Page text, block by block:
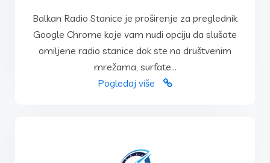
Balkan Radio Stanice je proširenje za preglednik
Google Chrome koje vam nudi opciju da slušate
omiljene radio stanice dok ste na društvenim
mrežama, surfate...
Pogledaj više
Balkan Radio Stanice
Balkan Radio Stanice je proširenje za preglednik
Google Chrome koje vam nudi opciju da slušate
omiljene radio stanice dok ste na društvenim